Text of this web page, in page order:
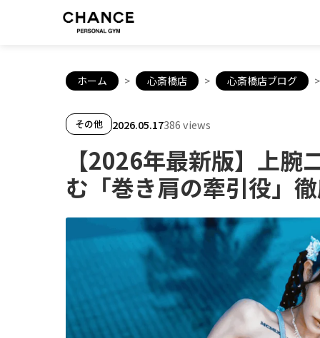
ホーム > 心斎橋店 > 心斎橋店ブログ >
その他 2026.05.17386 views
【2026年最新版】上
む「巻き肩の牽引役」徹